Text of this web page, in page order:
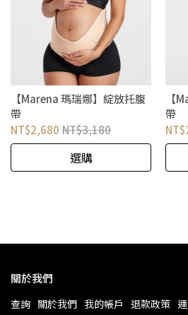
【Marena 瑪瑞娜】綻放托腹
帶
NT$2,680 NT$3,180
選購
【
帶
關於我們
查詢 關於我們 我的帳戶 退款政策